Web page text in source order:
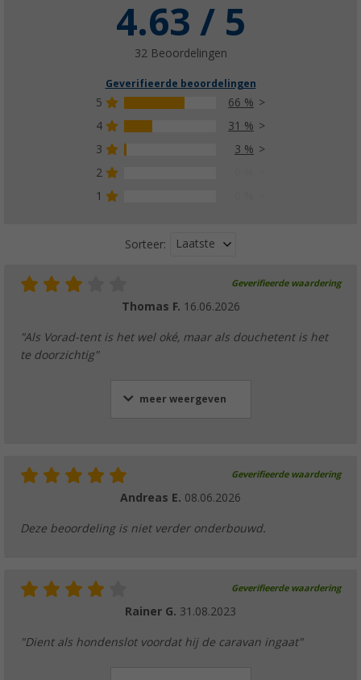
4.63 / 5
32 Beoordelingen
Geverifieerde beoordelingen
5
66 %
4
31 %
3
3 %
2
1
Sorteer: Laatste
Geverifieerde waardering
Thomas F. 16.06.2026
"Als Vorad-tent is het wel oké, maar als douchetent is het
te doorzichtig"
meer weergeven
Geverifieerde waardering
Andreas E. 08.06.2026
Deze beoordeling is niet verder onderbouwd.
Geverifieerde waardering
Rainer G. 31.08.2023
"Dient als hondenslot voordat hij de caravan ingaat"